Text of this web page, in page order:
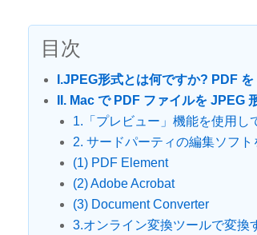
目次
I.JPEG形式とは何ですか? PDF
II. Mac で PDF ファイルを JPEG
1.「プレビュー」機能を使用し
2. サードパーティの編集ソフ
(1) PDF Element
(2) Adobe Acrobat
(3) Document Converter
3.オンライン変換ツールで変換